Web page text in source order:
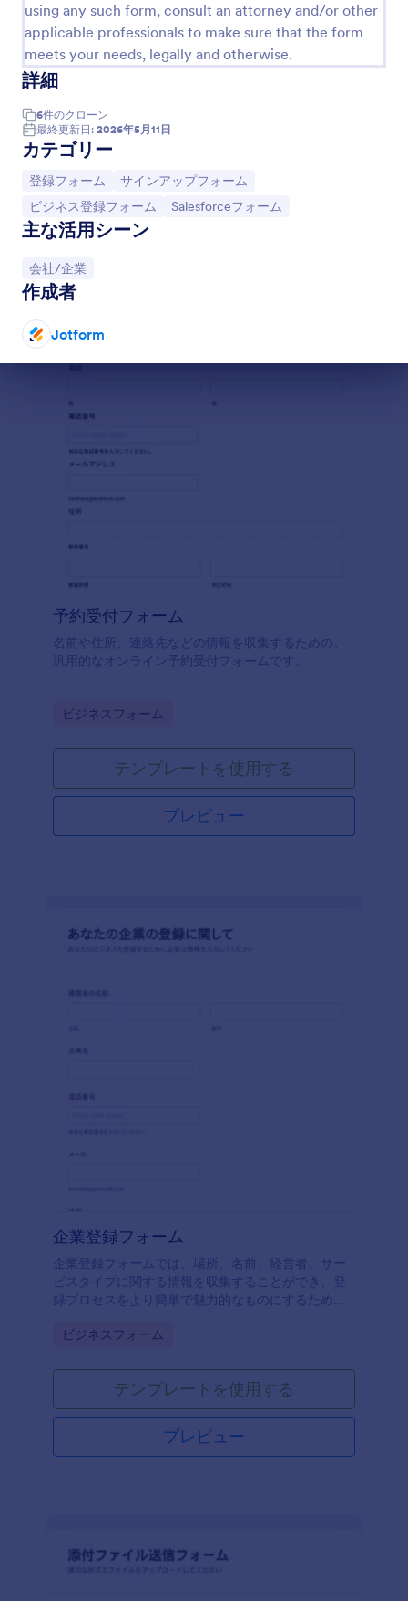
using any such form, consult an attorney and/or other
applicable professionals to make sure that the form
meets your needs, legally and otherwise.
詳細
6件のクローン
最終更新日: 2026年5月11日
カテゴリー
カテゴリーへ移動：
登録フォーム カテゴリーへ移動：
サインアップフォーム
カテゴリーへ移動：
ビジネス登録フォーム カテゴリーへ移動：
Salesforceフォーム
主な活用シーン
カテゴリーへ移動：
会社/企業
作成者
Jotform
イベント参加申込フォームとは、イベントへの参加
申し込みを行うためのフォームです。
予約受付フォーム
名前や住所、連絡先などの情報を収集するための、
汎用的なオンライン予約受付フォームです。
Go to Category:
ビジネスフォーム
テンプレートを使用する
プレビュー
企業登録フォーム
企業登録フォームでは、場所、名前、経営者、サー
ビスタイプに関する情報を収集することができ、登
録プロセスをより簡単で魅力的なものにするための
ォームをベースにして、あなた独自のフォームを作
フォント、カラーを追加して、あなたのウェブサイ
トにフォームを追加したり、スタンドアロンのフォ
ームとして使用することができます。
Go to Category:
ビジネスフォーム
テンプレートを使用する
プレビュー